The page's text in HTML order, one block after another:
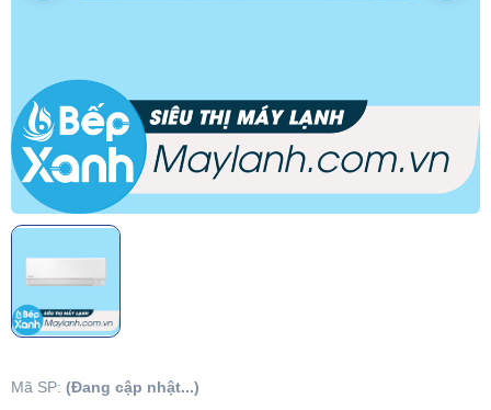
Mã SP: (Đang cập nhật...)